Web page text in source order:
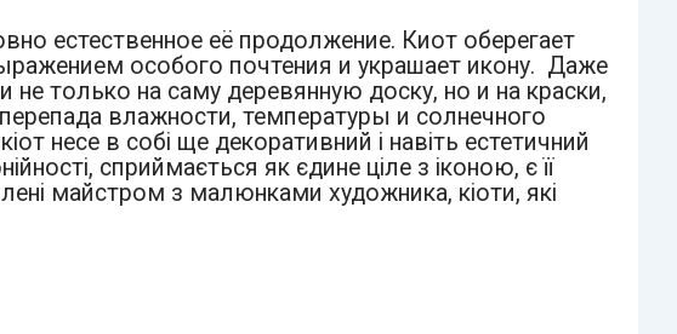
естественное её продолжение. Киот оберегает
особого почтения и украшает икону. Даже
только на саму деревянную доску, но и на краски,
влажности, температуры и солнечного
несе в собі ще декоративний і навіть естетичний
сприймається як єдине ціле з іконою, є її
майстром з малюнками художника, кіоти, які